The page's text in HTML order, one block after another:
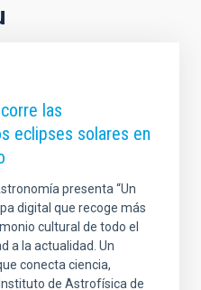
las
eclipses solares en
presenta “Un
digital que recoge más
cultural de todo el
a la actualidad. Un
conecta ciencia,
de Astrofísica de